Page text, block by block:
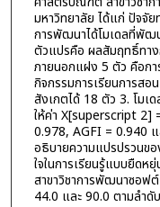
มหาวิทยาลัย ได้แก่ ปัจจัย
การพัฒนาได้โมเดลที่พัฒ
ตัวแปรคือ ผลสัมฤทธิ์ทา
ภายนอกแฝง 5 ตัว คือกา
กิจกรรมการเรียนการสอ
สังเกตได้ 18 ตัว 3. โมเ
ให้ค่า X[superscript 2]
0.978, AGFI = 0.940 แ
อธิบายความแปรปรวนข
ใจในการเรียนรู้แบบยืด
สาขาวิชาการพัฒนาซอฟ
44.0 และ 90.0 ตามลำดับ